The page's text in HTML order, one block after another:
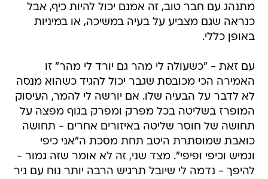
מתנהג עם חבר טוב, זה אמנם יכול להיות כיף, אבל
כנראה שגם מצביע על בעיה במשיכה, או במיניות
באופן כללי.
עם זאת - "כשעולה לי מהר גם יורד לי מהר" זו
האמירה הכי מכובסת שגבר יכול להגיד כשהוא מנסה
לא לדבר על הבעיה שלו. אם יורשה לי להמר, העיסוק
המופרז בשליטה בכל מפרק ומפרק בגוף מפצה על
תחושה של חוסר שליטה באיזורים אחרים - תחושה
כואבת שמוסתרת היטב תחת מסכת ה"אני כיפי
וגמיש וכיפי ופיפי". מצד שני, זה לא אומר שזה גמור -
להיפך - נדמה לי שיובל תרגיש הרבה יותר נוח עם ניר